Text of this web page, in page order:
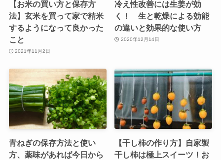
【お米の買い方と保存方
法】玄米を買って家で精米
するようになって良かった
こと
2021年11月2日
冷え性改善には生姜が効
く！ 生と乾燥による効能
の違いと効果的な使い方
2020年12月14日
青ねぎの保存方法と使い
方、薬味があれば今日から
【干し柿の作り方】自家製
干し柿は極上スイーツ！お